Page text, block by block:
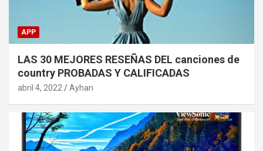
APP
LAS 30 MEJORES RESEÑAS DEL canciones de
country PROBADAS Y CALIFICADAS
abril 4, 2022 Ayhan